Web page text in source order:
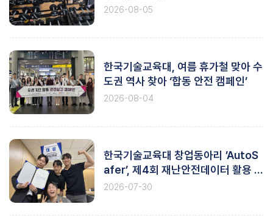
2026-08-05
한국기술교육대, 여름 휴가철 맞아 수
도권 역사 찾아 ‘합동 안전 캠페인’
2026-08-04
한국기술교육대 창업동아리 ’AutoS
afer’, 제4회 재난안전데이터 활용 창
업경진대회 ‘대상’
2026-07-30